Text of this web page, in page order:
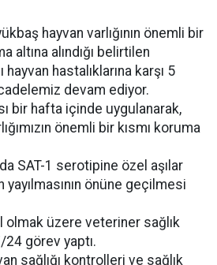
hayvan varlığının önemli bir
altına alındığı belirtilen
hayvan hastalıklarına karşı 5
devam ediyor.
bir hafta içinde uygulanarak,
önemli bir kısmı koruma
SAT-1 serotipine özel aşılar
yayılmasının önüne geçilmesi
olmak üzere veteriner sağlık
görev yaptı.
sağlığı kontrolleri ve sağlık